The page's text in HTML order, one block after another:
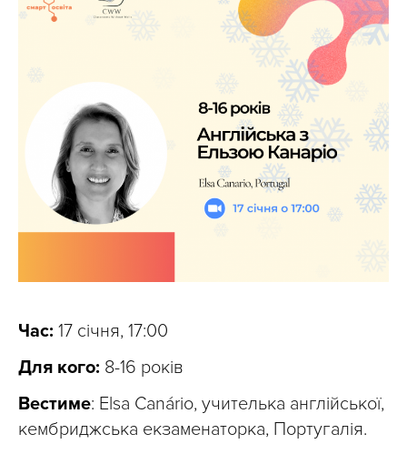
Час: 17 січня, 17:00
Для кого: 8-16 років
Вестиме: Elsa Canário, учителька англійської,
кембриджська екзаменаторка, Португалія.